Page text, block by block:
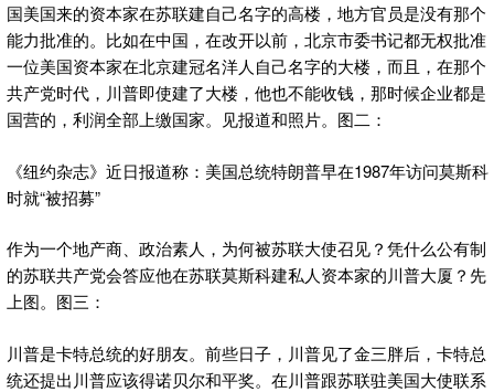
国美国来的资本家在苏联建自己名字的高楼，地方官员是没有那个
能力批准的。比如在中国，在改开以前，北京市委书记都无权批准
一位美国资本家在北京建冠名洋人自己名字的大楼，而且，在那个
共产党时代，川普即使建了大楼，他也不能收钱，那时候企业都是
国营的，利润全部上缴国家。见报道和照片。图二：
《纽约杂志》近日报道称：美国总统特朗普早在1987年访问莫斯科
时就“被招募”
作为一个地产商、政治素人，为何被苏联大使召见？凭什么公有制
的苏联共产党会答应他在苏联莫斯科建私人资本家的川普大厦？先
上图。图三：
川普是卡特总统的好朋友。前些日子，川普见了金三胖后，卡特总
统还提出川普应该得诺贝尔和平奖。在川普跟苏联驻美国大使联系